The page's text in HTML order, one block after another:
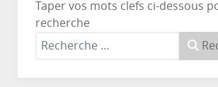
Taper vos mots clefs ci-dessous
recherche